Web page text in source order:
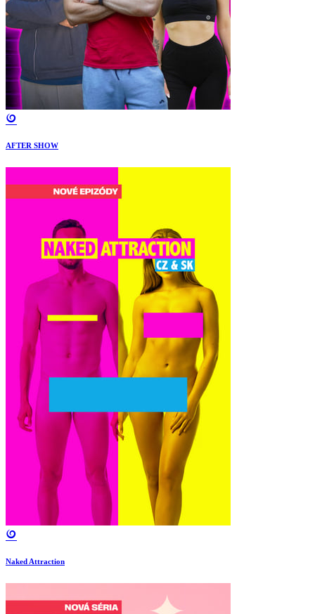
AFTER SHOW
Naked Attraction